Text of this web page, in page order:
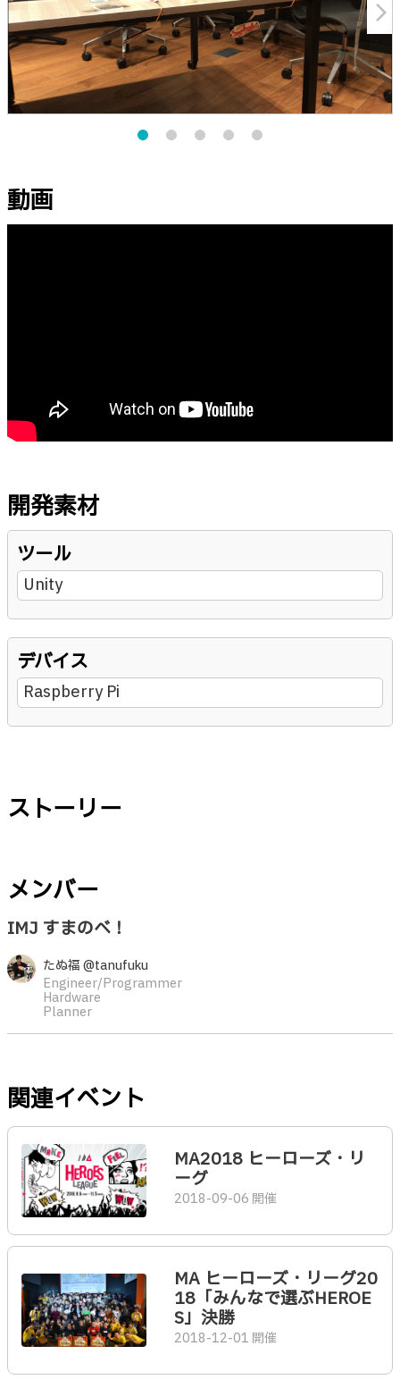
arrow_forward_ios
動画
開発素材
ツール
Unity
デバイス
Raspberry Pi
ストーリー
メンバー
IMJ すまのべ！
たぬ福 @tanufuku
Engineer/Programmer
Hardware
Planner
関連イベント
MA2018 ヒーローズ・リ
ーグ
2018-09-06 開催
MA ヒーローズ・リーグ20
18「みんなで選ぶHEROE
S」決勝
2018-12-01 開催